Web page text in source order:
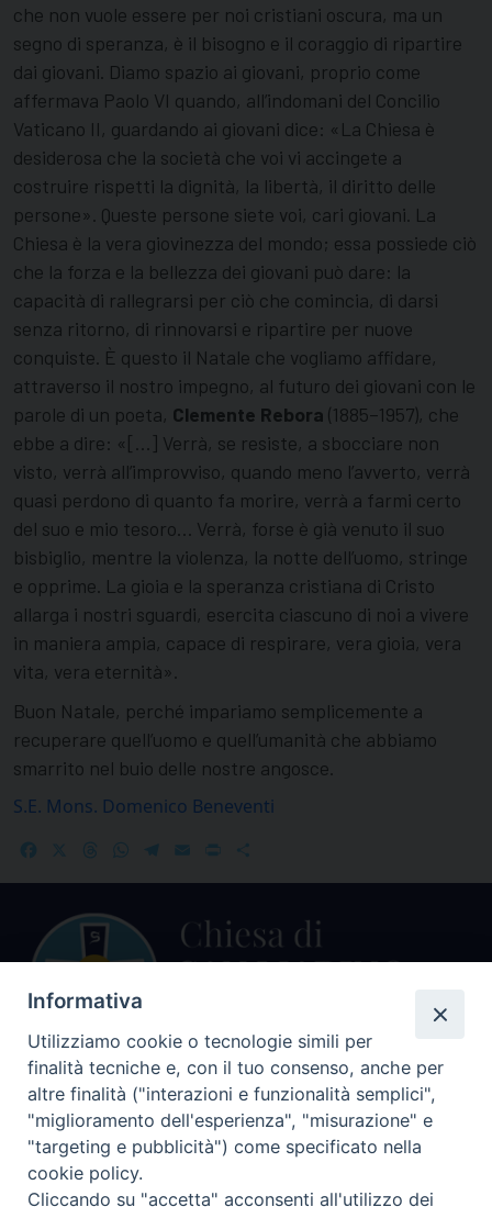
che non vuole essere per noi cristiani oscura, ma un
segno di speranza, è il bisogno e il coraggio di ripartire
dai giovani. Diamo spazio ai giovani, proprio come
affermava Paolo VI quando, all’indomani del Concilio
Vaticano II, guardando ai giovani dice: «La Chiesa è
desiderosa che la società che voi vi accingete a
costruire rispetti la dignità, la libertà, il diritto delle
persone». Queste persone siete voi, cari giovani. La
Chiesa è la vera giovinezza del mondo; essa possiede ciò
che la forza e la bellezza dei giovani può dare: la
capacità di rallegrarsi per ciò che comincia, di darsi
senza ritorno, di rinnovarsi e ripartire per nuove
conquiste. È questo il Natale che vogliamo affidare,
attraverso il nostro impegno, al futuro dei giovani con le
parole di un poeta, Clemente Rebora (1885–1957), che
ebbe a dire: «[…] Verrà, se resiste, a sbocciare non
visto, verrà all’improvviso, quando meno l’avverto, verrà
quasi perdono di quanto fa morire, verrà a farmi certo
del suo e mio tesoro… Verrà, forse è già venuto il suo
bisbiglio, mentre la violenza, la notte dell’uomo, stringe
e opprime. La gioia e la speranza cristiana di Cristo
allarga i nostri sguardi, esercita ciascuno di noi a vivere
in maniera ampia, capace di respirare, vera gioia, vera
vita, vera eternità».
Buon Natale, perché impariamo semplicemente a
recuperare quell’uomo e quell’umanità che abbiamo
smarrito nel buio delle nostre angosce.
S.E. Mons. Domenico Beneventi
FacebookThreadsWhatsApp
Telegram
EmailPrint
Centralino Curia Vescovile
0541 913711
Indirizzo
Informativa
Utilizziamo cookie o tecnologie simili per
finalità tecniche e, con il tuo consenso, anche per
altre finalità ("interazioni e funzionalità semplici",
"miglioramento dell'esperienza", "misurazione" e
"targeting e pubblicità") come specificato nella
cookie policy.
Cliccando su "accetta" acconsenti all'utilizzo dei